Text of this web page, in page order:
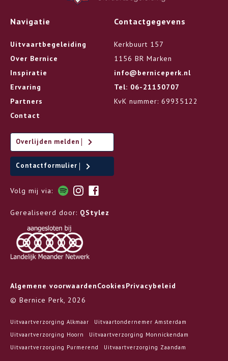
Navigatie
Uitvaartbegeleiding
Over Bernice
Inspiratie
Ervaring
Partners
Contact
Contactgegevens
Kerkbuurt 157
1156 BR Marken
info@berniceperk.nl
Tel: 06-21150707
KvK nummer: 69935122
Overlijden melden
Contactformulier
Volg mij via:
Gerealiseerd door: QStylez
Algemene voorwaardenCookiesPrivacybeleid
© Bernice Perk, 2026
Uitvaartverzorging Alkmaar
Uitvaartondernemer Amsterdam
Uitvaartverzorging Hoorn
Uitvaartverzorging Monnickendam
Uitvaartverzorging Purmerend
Uitvaartverzorging Zaandam